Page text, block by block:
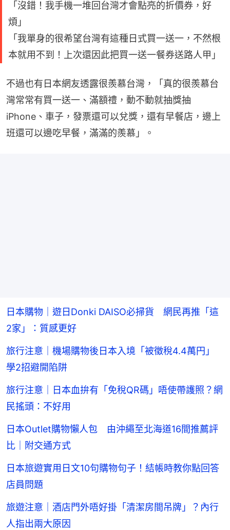
「沒錯！我手機一堆回台灣才會點亮的折價券，好
煩」
「我單身的很希望台灣有這種日式買一送一，不然根
本就用不到！上次還因此把買一送一餐券送路人甲」
不過也有日本網友透露很羨慕台灣，「真的很羨慕台
灣常常有買一送一、滿額禮，動不動就抽獎抽
iPhone、車子，發票還可以兌獎，還有早餐店，邊上
班還可以邊吃早餐，滿滿的羨慕」。
日本購物｜遊日Donki DAISO必掃貨 網民再推「這
2家」：質感更好
旅行注意｜機場購物後日本入境「被徵稅4.4萬円」
學2招避開陷阱
旅行注意｜日本血拚有「免稅QR碼」唔使帶護照？網
民搖頭：不好用
日本Outlet購物懶人包 由沖繩至北海道16間推薦評
比｜附交通方式
日本旅遊實用日文10句購物句子！結帳時教你點回答
店員問題
旅遊注意｜酒店門外唔好掛「清潔房間吊牌」？內行
人指出兩大原因